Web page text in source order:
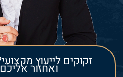
זקוקים לייעוץ
ואחזור